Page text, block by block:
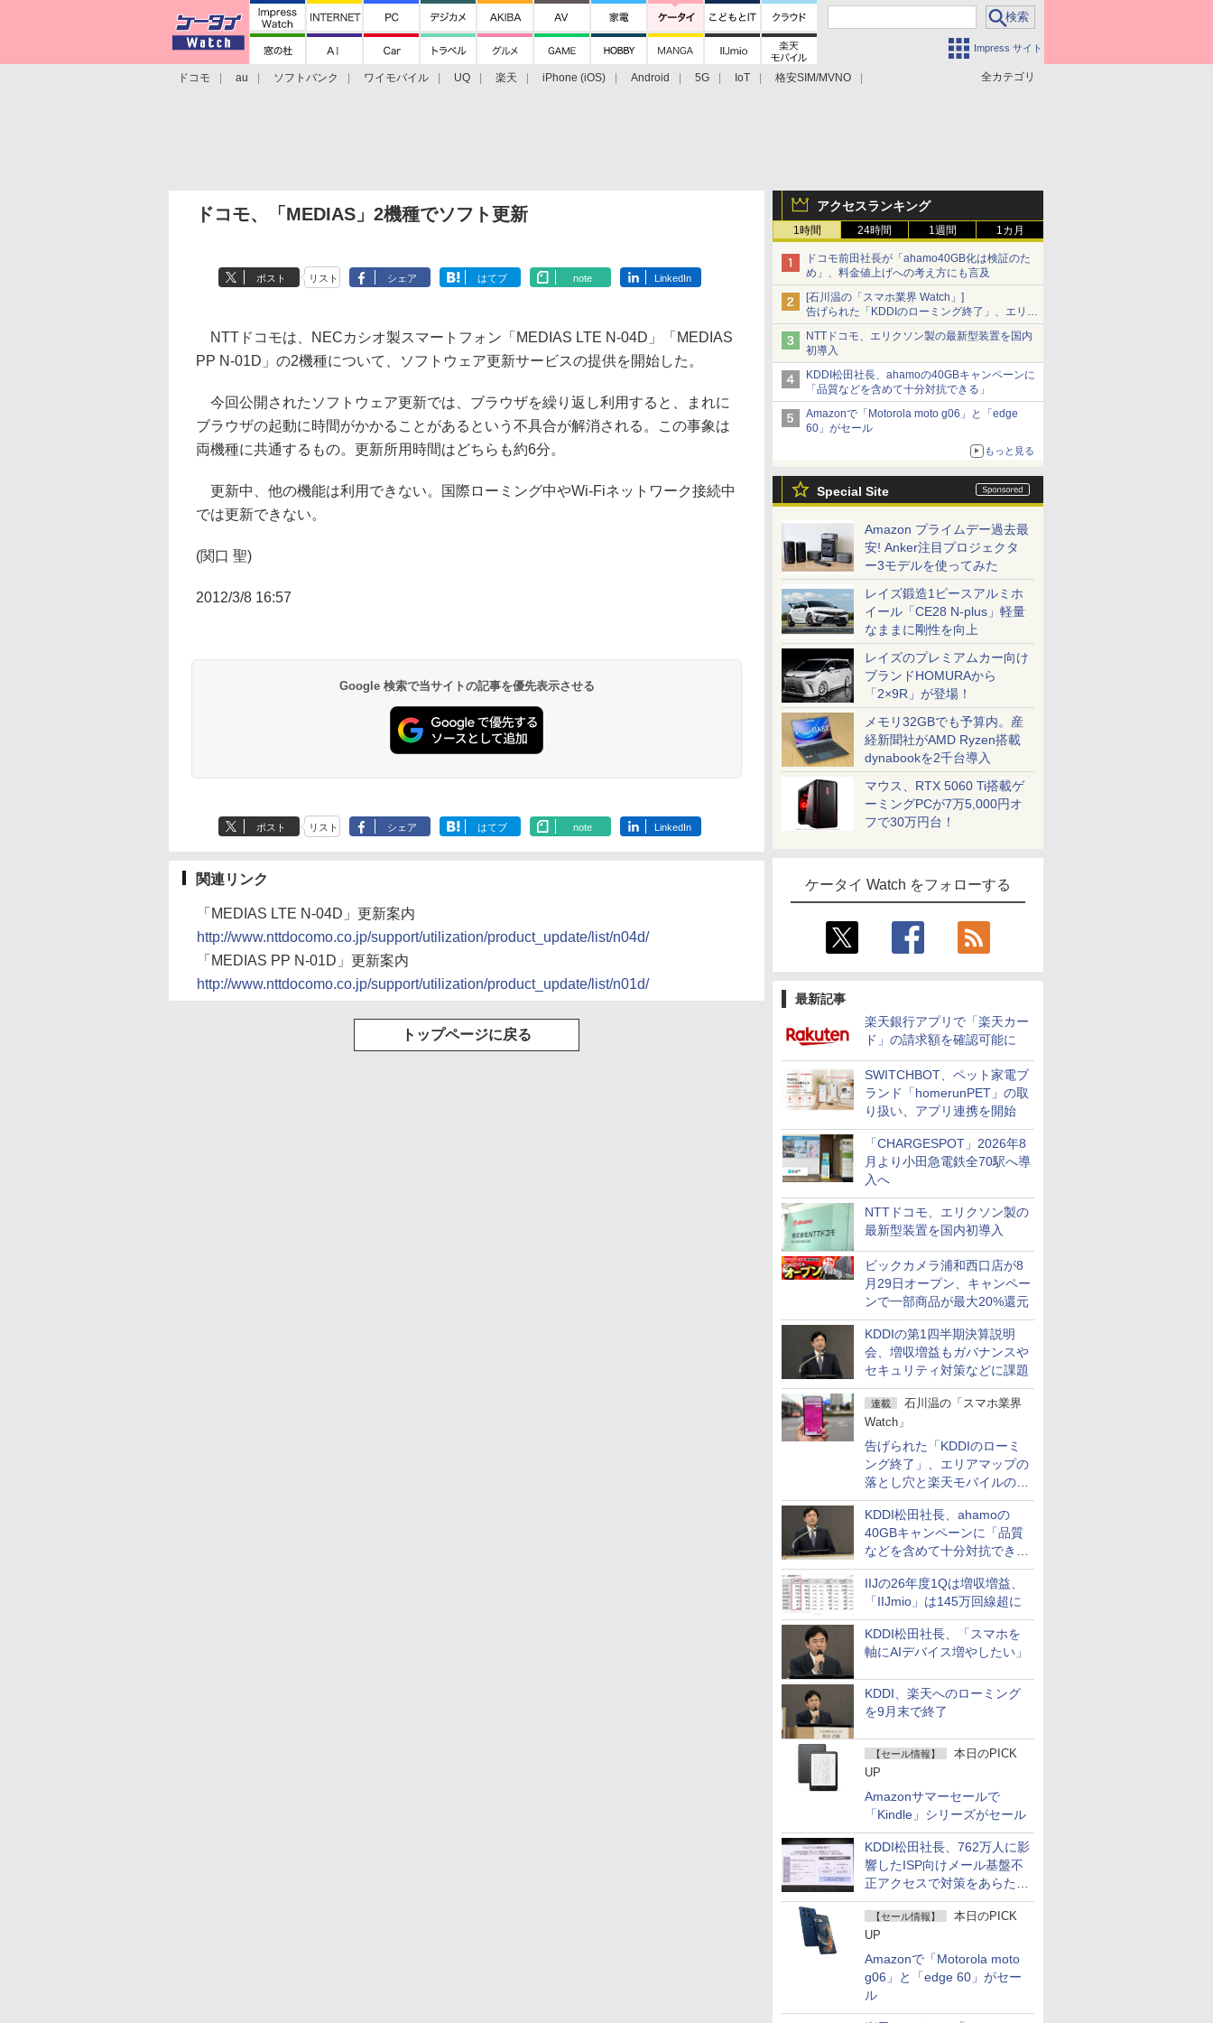
Impress サイト
全カテゴリ
ドコモ au ソフトバンク ワイモバイル UQ 楽天 iPhone (iOS) Android 5G IoT
格安SIM/MVNO
アクセスランキング
1時間 24時間 1週間 1カ月
ドコモ前田社長が「ahamo40GB化は検証のた
め」、料金値上げへの考え方にも言及
[石川温の「スマホ業界 Watch」]
告げられた「KDDIのローミング終了」、エリア
マップの落とし穴と楽天モバイルの課題
NTTドコモ、エリクソン製の最新型装置を国内
初導入
KDDI松田社長、ahamoの40GBキャンペーンに
「品質などを含めて十分対抗できる」
Amazonで「Motorola moto g06」と「edge
60」がセール
もっと見る
Special Site
Amazon プライムデー過去最
安! Anker注目プロジェクタ
ー3モデルを使ってみた
レイズ鍛造1ピースアルミホ
イール「CE28 N-plus」軽量
なままに剛性を向上
レイズのプレミアムカー向け
ブランドHOMURAから
「2×9R」が登場！
メモリ32GBでも予算内。産
経新聞社がAMD Ryzen搭載
dynabookを2千台導入
マウス、RTX 5060 Ti搭載ゲ
ーミングPCが7万5,000円オ
フで30万円台！
ケータイ Watch をフォローする
最新記事
楽天銀行アプリで「楽天カー
ド」の請求額を確認可能に
SWITCHBOT、ペット家電ブ
ランド「homerunPET」の取
り扱い、アプリ連携を開始
「CHARGESPOT」2026年8
月より小田急電鉄全70駅へ導
入へ
NTTドコモ、エリクソン製の
最新型装置を国内初導入
ビックカメラ浦和西口店が8
月29日オープン、キャンペー
ンで一部商品が最大20%還元
KDDIの第1四半期決算説明
会、増収増益もガバナンスや
セキュリティ対策などに課題
連載
石川温の「スマホ業界
Watch」
告げられた「KDDIのローミ
ング終了」、エリアマップの
落とし穴と楽天モバイルの課
題
KDDI松田社長、ahamoの
40GBキャンペーンに「品質
などを含めて十分対抗でき
る」
IIJの26年度1Qは増収増益、
「IIJmio」は145万回線超に
KDDI松田社長、「スマホを
軸にAIデバイス増やしたい」
KDDI、楽天へのローミング
を9月末で終了
【セール情報】
本日のPICK
UP
Amazonサマーセールで
「Kindle」シリーズがセール
KDDI松田社長、762万人に影
響したISP向けメール基盤不
正アクセスで対策をあらため
て説明
【セール情報】
本日のPICK
UP
Amazonで「Motorola moto
g06」と「edge 60」がセー
ル
ドコモ、「MEDIAS」2機種でソフト更新
ポスト リスト シェア はてブ note LinkedIn
NTTドコモは、NECカシオ製スマートフォン「MEDIAS LTE N-04D」「MEDIAS
PP N-01D」の2機種について、ソフトウェア更新サービスの提供を開始した。
今回公開されたソフトウェア更新では、ブラウザを繰り返し利用すると、まれに
ブラウザの起動に時間がかかることがあるという不具合が解消される。この事象は
両機種に共通するもの。更新所用時間はどちらも約6分。
更新中、他の機能は利用できない。国際ローミング中やWi-Fiネットワーク接続中
では更新できない。
(関口 聖)
2012/3/8 16:57
Google 検索で当サイトの記事を優先表示させる
ポスト リスト シェア はてブ note LinkedIn
関連リンク
「MEDIAS LTE N-04D」更新案内
http://www.nttdocomo.co.jp/support/utilization/product_update/list/n04d/
「MEDIAS PP N-01D」更新案内
http://www.nttdocomo.co.jp/support/utilization/product_update/list/n01d/
トップページに戻る